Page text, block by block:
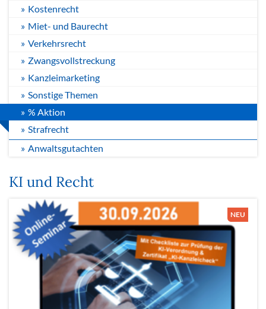
Kostenrecht
Miet- und Baurecht
Verkehrsrecht
Zwangsvollstreckung
Kanzleimarketing
Sonstige Themen
% Aktion
Strafrecht
Anwaltsgutachten
KI und Recht